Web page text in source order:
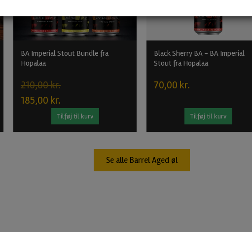
BA Imperial Stout Bundle fra
Hopalaa
210,00 kr.
185,00 kr.
Tilføj til kurv
Black Sherry BA - BA Imperial
Stout fra Hopalaa
70,00 kr.
Tilføj til kurv
Se alle Barrel Aged øl